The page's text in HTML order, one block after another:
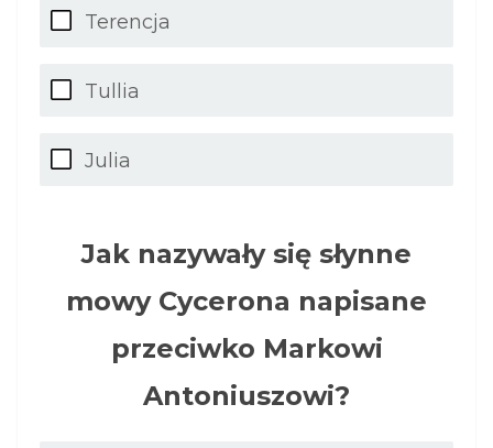
Terencja
Tullia
Julia
Jak nazywały się słynne
mowy Cycerona napisane
przeciwko Markowi
Antoniuszowi?